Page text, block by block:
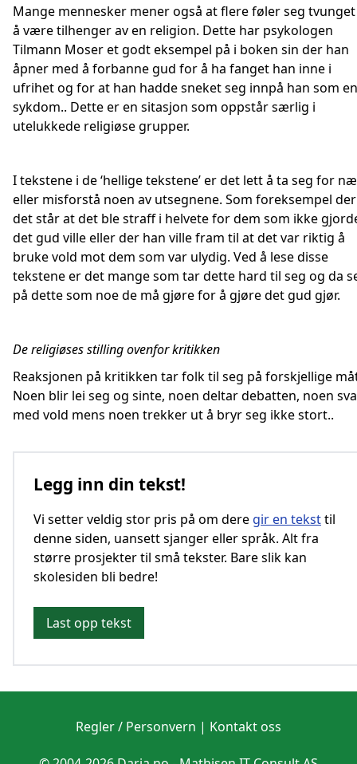
Mange mennesker mener også at flere føler seg
å være tilhenger av en religion. Dette har psykologen
Tilmann Moser et godt eksempel på i boken sin der han
åpner med å forbanne gud for å ha fanget han inne i
ufrihet og for at han hadde sneket seg innpå han som en
sykdom.. Dette er en sitasjon som oppstår særlig i
utelukkede religiøse grupper.
I tekstene i de ‘hellige tekstene’ er det lett å ta seg for
eller misforstå noen av utsegnene. Som foreksempel der
det står at det ble straff i helvete for dem som ikke
det gud ville eller der han ville fram til at det var riktig å
bruke vold mot dem som var ulydig. Ved å lese disse
tekstene er det mange som tar dette hard til seg og da
på dette som noe de må gjøre for å gjøre det gud gjør.
De religiøses stilling ovenfor kritikken
Reaksjonen på kritikken tar folk til seg på forskjellige
Noen blir lei seg og sinte, noen deltar debatten, noen
med vold mens noen trekker ut å bryr seg ikke stort..
Legg inn din tekst!
Vi setter veldig stor pris på om dere gir en teksttil
denne siden, uansett sjanger eller språk. Alt fra
større prosjekter til små tekster. Bare slik kan
skolesiden bli bedre!
Last opp tekst
Regler / Personvern | Kontakt oss